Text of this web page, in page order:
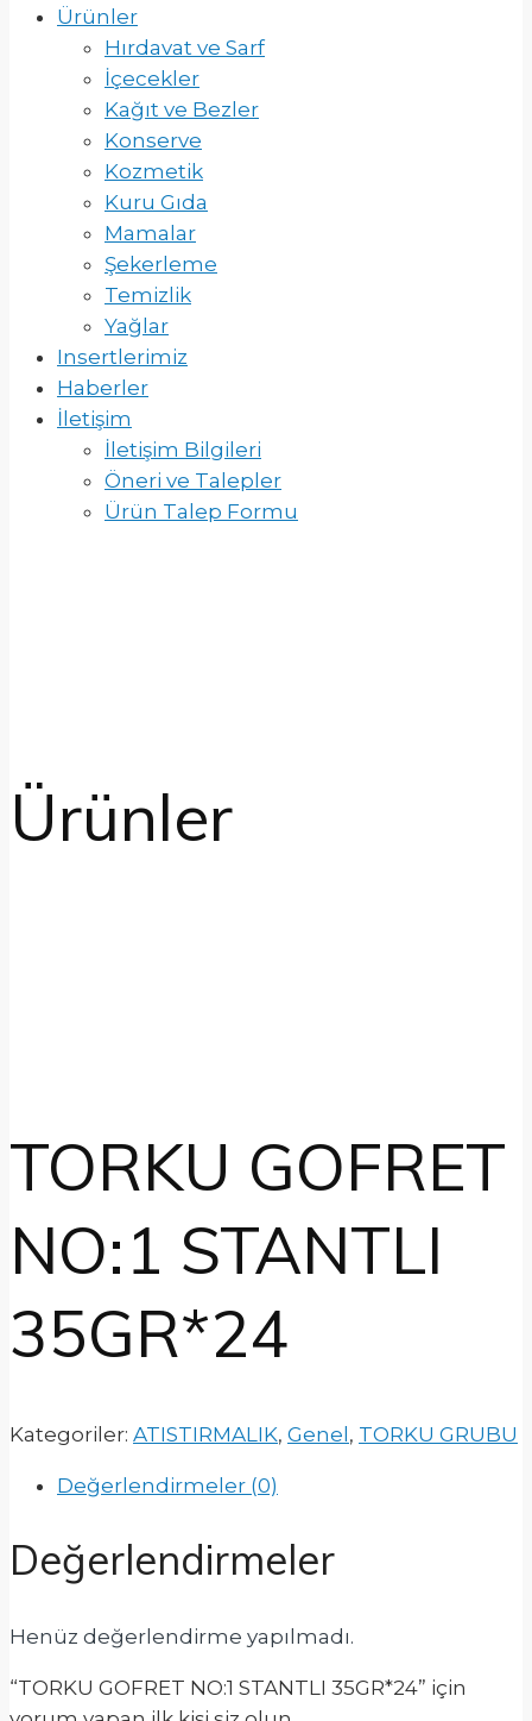
Ürünler
Hırdavat ve Sarf
İçecekler
Kağıt ve Bezler
Konserve
Kozmetik
Kuru Gıda
Mamalar
Şekerleme
Temizlik
Yağlar
Insertlerimiz
Haberler
İletişim
İletişim Bilgileri
Öneri ve Talepler
Ürün Talep Formu
Ürünler
TORKU GOFRET
NO:1 STANTLI
35GR*24
Kategoriler: ATISTIRMALIK, Genel , TORKU GRUBU
Değerlendirmeler (0)
Değerlendirmeler
Henüz değerlendirme yapılmadı.
“TORKU GOFRET NO:1 STANTLI 35GR*24” için